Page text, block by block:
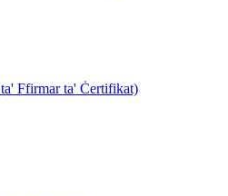
Ffirmar ta' Ċertifikat)